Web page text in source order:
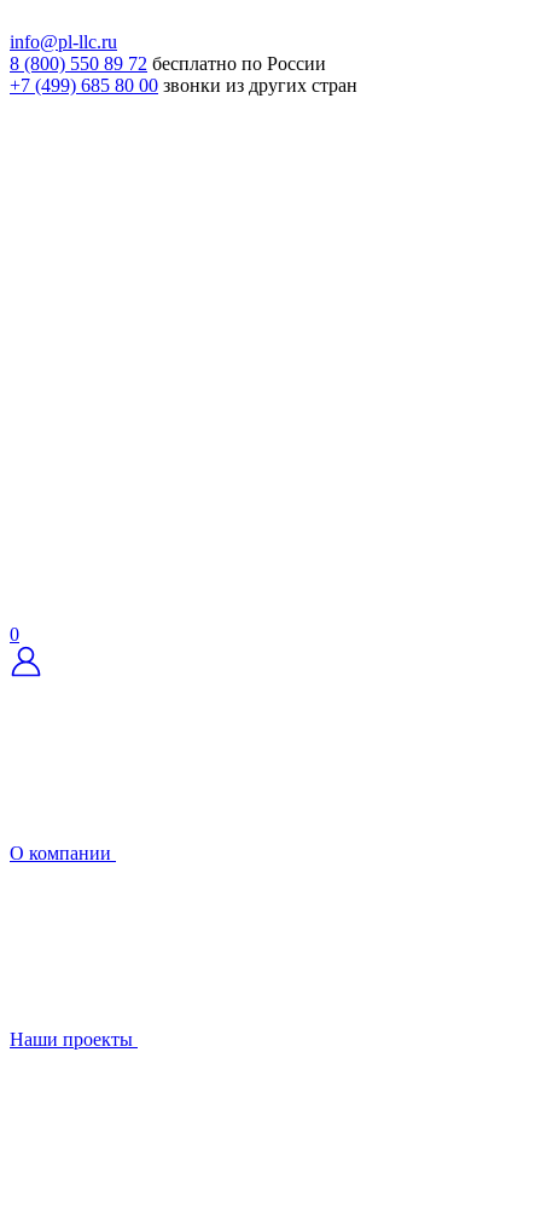
info@pl-llc.ru
8 (800) 550 89 72 бесплатно по России
+7 (499) 685 80 00 звонки из других стран
0
О компании
Наши проекты